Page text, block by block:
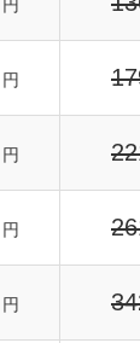
円
円
円
円
円